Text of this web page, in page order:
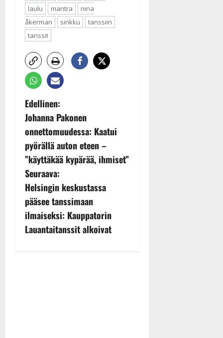
laulu
mantra
nina
åkerman
sinkku
tanssiin
tanssit
P
o
s
t
n
a
v
Edellinen:
Johanna Pakonen
onnettomuudessa: Kaatui
pyörällä auton eteen –
”käyttäkää kypärää, ihmiset”
Seuraava:
Helsingin keskustassa
pääsee tanssimaan
ilmaiseksi: Kauppatorin
Lauantaitanssit alkoivat